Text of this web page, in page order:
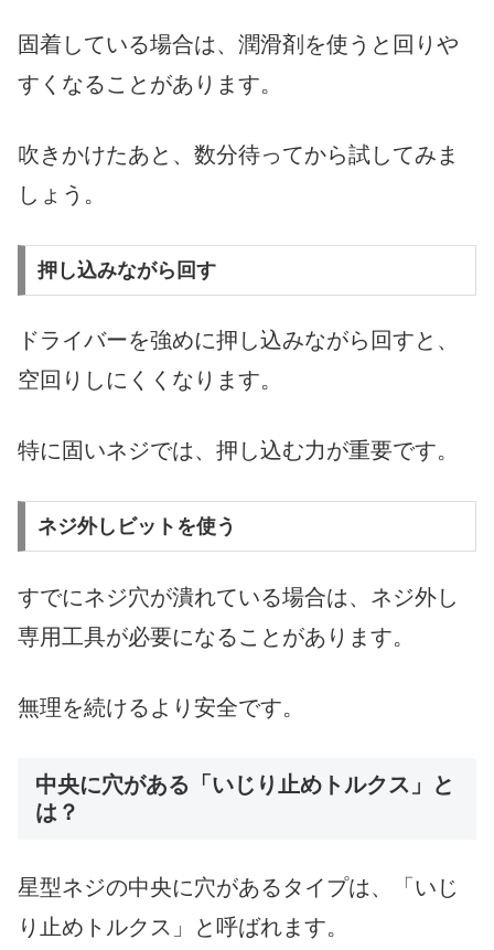
固着している場合は、潤滑剤を使うと回りや
すくなることがあります。
吹きかけたあと、数分待ってから試してみま
しょう。
押し込みながら回す
ドライバーを強めに押し込みながら回すと、
空回りしにくくなります。
特に固いネジでは、押し込む力が重要です。
ネジ外しビットを使う
すでにネジ穴が潰れている場合は、ネジ外し
専用工具が必要になることがあります。
無理を続けるより安全です。
中央に穴がある「いじり止めトルクス」と
は？
星型ネジの中央に穴があるタイプは、「いじ
り止めトルクス」と呼ばれます。